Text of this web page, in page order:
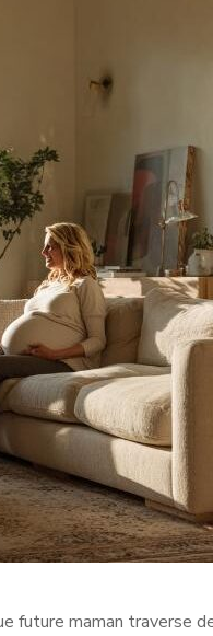
future maman traverse